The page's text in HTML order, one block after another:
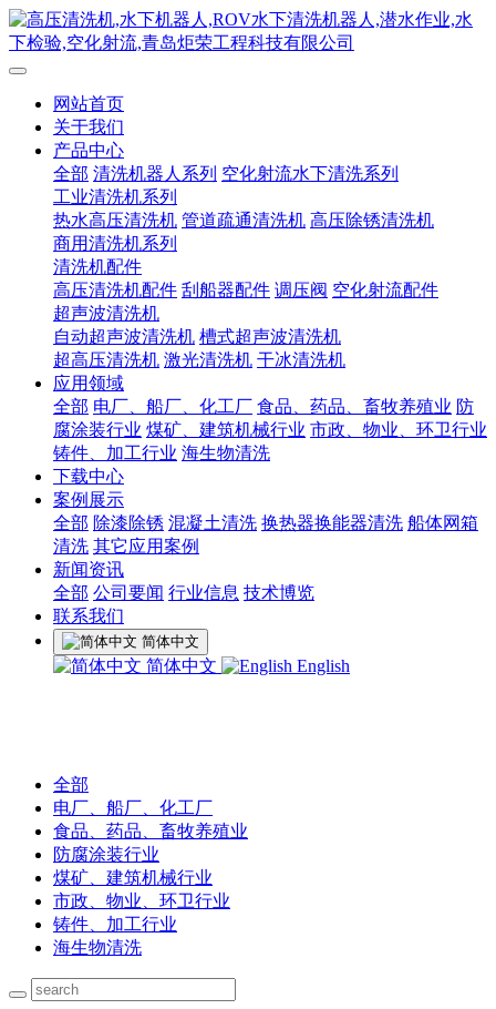
网站首页
关于我们
产品中心
全部 清洗机器人系列 空化射流水下清洗系列
工业清洗机系列
热水高压清洗机 管道疏通清洗机 高压除锈清洗机
商用清洗机系列
清洗机配件
高压清洗机配件 刮船器配件 调压阀 空化射流配件
超声波清洗机
自动超声波清洗机 槽式超声波清洗机
超高压清洗机 激光清洗机 干冰清洗机
应用领域
全部 电厂、船厂、化工厂 食品、药品、畜牧养殖业 防
腐涂装行业 煤矿、建筑机械行业 市政、物业、环卫行业
铸件、加工行业 海生物清洗
下载中心
案例展示
全部 除漆除锈 混凝土清洗 换热器换能器清洗 船体网箱
清洗 其它应用案例
新闻资讯
全部 公司要闻 行业信息 技术博览
联系我们
简体中文
简体中文 English
全部
电厂、船厂、化工厂
食品、药品、畜牧养殖业
防腐涂装行业
煤矿、建筑机械行业
市政、物业、环卫行业
铸件、加工行业
海生物清洗